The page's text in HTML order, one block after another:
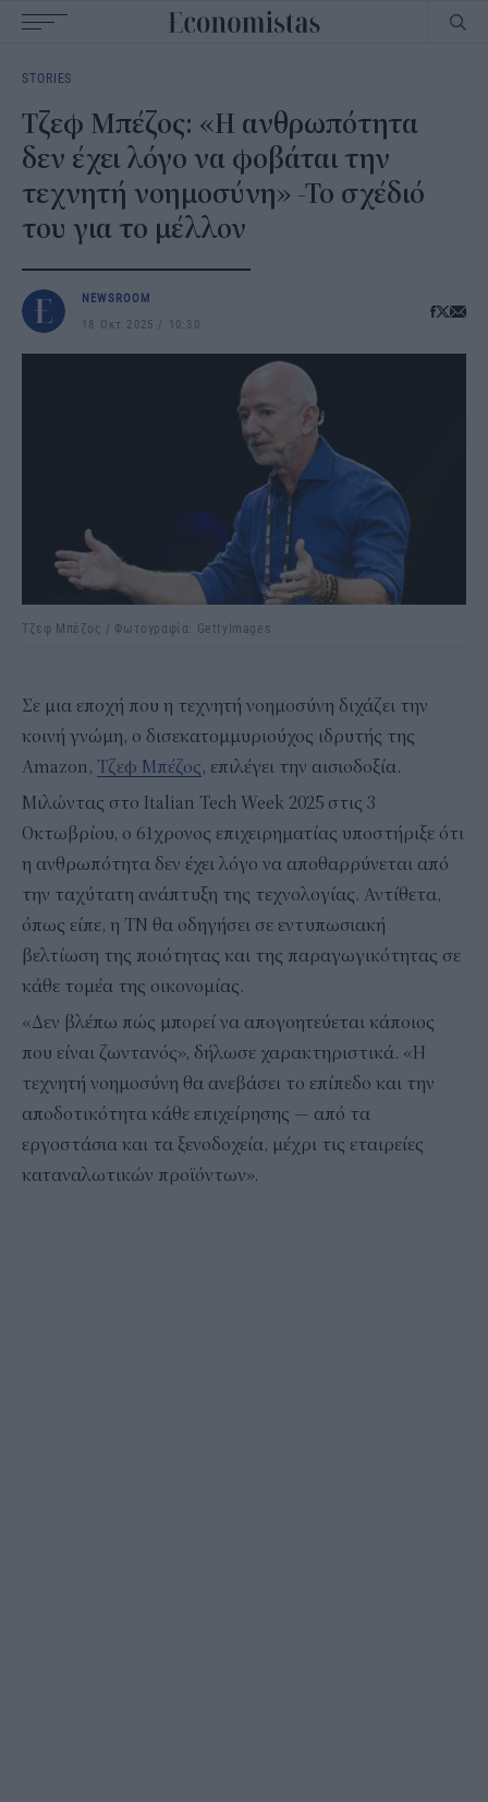
navigation
STORIES
Τζεφ Μπέζος: «Η ανθρωπότητα
δεν έχει λόγο να φοβάται την
τεχνητή νοημοσύνη» -Το σχέδιό
του για το μέλλον
NEWSROOM
18 Οκτ 2025
10:30
Τζεφ Μπέζος / Φωτογραφία: GettyImages
Σε μια εποχή που η τεχνητή νοημοσύνη διχάζει την
κοινή γνώμη, ο δισεκατομμυριούχος ιδρυτής της
Amazon, Τζεφ Μπέζος, επιλέγει την αισιοδοξία.
Μιλώντας στο Italian Tech Week 2025 στις 3
Οκτωβρίου, ο 61χρονος επιχειρηματίας υποστήριξε ότι
η ανθρωπότητα δεν έχει λόγο να αποθαρρύνεται από
την ταχύτατη ανάπτυξη της τεχνολογίας. Αντίθετα,
όπως είπε, η ΤΝ θα οδηγήσει σε εντυπωσιακή
βελτίωση της ποιότητας και της παραγωγικότητας σε
κάθε τομέα της οικονομίας.
«Δεν βλέπω πώς μπορεί να απογοητεύεται κάποιος
που είναι ζωντανός», δήλωσε χαρακτηριστικά. «Η
τεχνητή νοημοσύνη θα ανεβάσει το επίπεδο και την
αποδοτικότητα κάθε επιχείρησης — από τα
εργοστάσια και τα ξενοδοχεία, μέχρι τις εταιρείες
καταναλωτικών προϊόντων».